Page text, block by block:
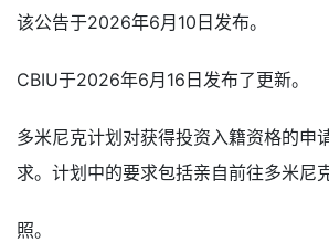
该公告于2026年6月10日发布。
CBIU于2026年6月16日发布了更新。
多米尼克计划对获得投资入籍资格的申
求。计划中的要求包括亲自前往多米尼
照。